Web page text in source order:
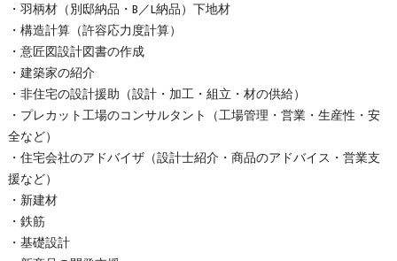
・羽柄材（別邸納品・B／L納品）下地材
・構造計算（許容応力度計算）
・意匠図設計図書の作成
・建築家の紹介
・非住宅の設計援助（設計・加工・組立・材の供給）
・プレカット工場のコンサルタント（工場管理・営業・生産性・安
全など）
・住宅会社のアドバイザ（設計士紹介・商品のアドバイス・営業支
援など）
・新建材
・鉄筋
・基礎設計